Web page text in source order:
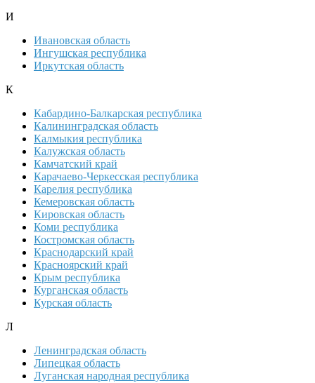
И
Ивановская область
Ингушская республика
Иркутская область
К
Кабардино-Балкарская республика
Калининградская область
Калмыкия республика
Калужская область
Камчатский край
Карачаево-Черкесская республика
Карелия республика
Кемеровская область
Кировская область
Коми республика
Костромская область
Краснодарский край
Красноярский край
Крым республика
Курганская область
Курская область
Л
Ленинградская область
Липецкая область
Луганская народная республика